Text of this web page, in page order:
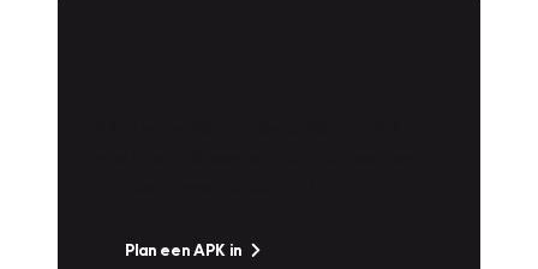
Plan een APK in